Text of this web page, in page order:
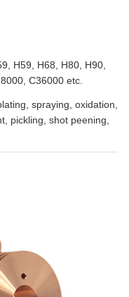
H59, H68, H80, H90,
C36000 etc.
spraying, oxidation,
pickling, shot peening,